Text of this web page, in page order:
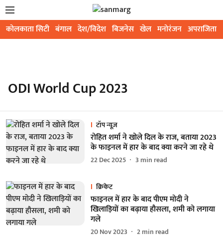
कोलकाता सिटी बंगाल देश/विदेश बिजनेस खेल मनोरंजन अपराजिता
ODI World Cup 2023
टॉप न्यूज़
रोहित शर्मा ने खोले दिल के राज, बताया 2023
के फाइनल में हार के बाद क्या करने जा रहे थे
22 Dec 2025 3 min read
क्रिकेट
फाइनल में हार के बाद पीएम मोदी ने
खिलाड़ियों का बढ़ाया हौसला, शमी को लगाया
गले
20 Nov 2023 2min read